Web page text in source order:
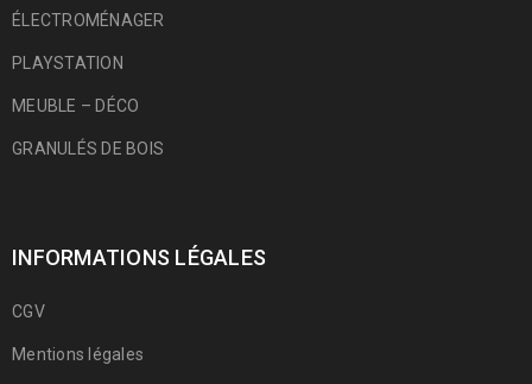
ÉLECTROMÉNAGER
PLAYSTATION
MEUBLE – DÉCO
GRANULÉS DE BOIS
INFORMATIONS LÉGALES
CGV
Mentions légales